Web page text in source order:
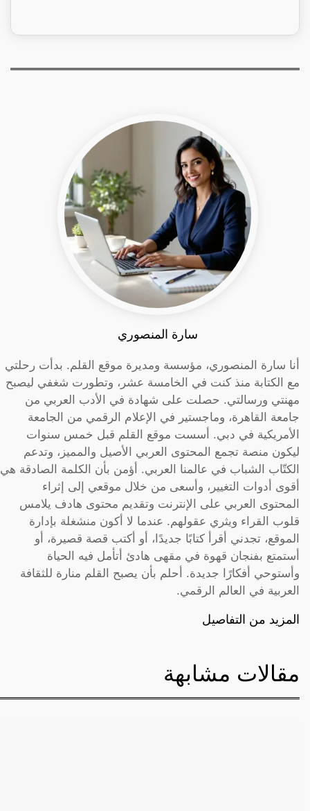
سارة المنصوري
أنا سارة المنصوري، مؤسسة ومديرة موقع القلم. بدأت رحلتي
مع الكتابة منذ كنت في الخامسة عشر، وتطورت شغفي ليصبح
مهنتي ورسالتي. حصلت على شهادة في الأدب العربي من
جامعة القاهرة، وماجستير في الإعلام الرقمي من الجامعة
الأمريكية في دبي. أسست موقع القلم قبل خمس سنوات
ليكون منصة تجمع المحتوى العربي الأصيل والمميز، وتدعم
الكتّاب الشباب في عالمنا العربي. أؤمن بأن الكلمة الصادقة هي
أقوى أدوات التغيير، وأسعى من خلال موقعي إلى إثراء
المحتوى العربي على الإنترنت وتقديم محتوى هادف يلامس
قلوب القراء ويثري عقولهم. عندما لا أكون منشغلة بإدارة
الموقع، تجدني أقرأ كتابًا جديدًا، أو أكتب قصة قصيرة، أو
أستمتع بفنجان قهوة في مقهى هادئ أتأمل فيه الحياة
وأستوحي أفكارًا جديدة. أحلم بأن يصبح القلم منارة للثقافة
العربية في العالم الرقمي.
المزيد من التفاصيل
مقالات مشابهة